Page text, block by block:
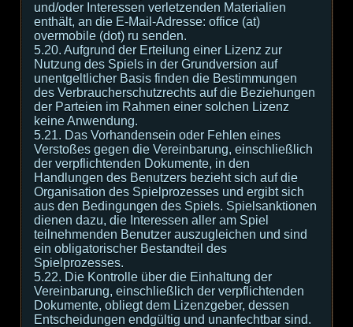
und/oder Interessen verletzenden Materialien
enthält, an die E-Mail-Adresse: office (at)
overmobile (dot) ru senden.
5.20. Aufgrund der Erteilung einer Lizenz zur
Nutzung des Spiels in der Grundversion auf
unentgeltlicher Basis finden die Bestimmungen
des Verbraucherschutzrechts auf die Beziehungen
der Parteien im Rahmen einer solchen Lizenz
keine Anwendung.
5.21. Das Vorhandensein oder Fehlen eines
Verstoßes gegen die Vereinbarung, einschließlich
der verpflichtenden Dokumente, in den
Handlungen des Benutzers bezieht sich auf die
Organisation des Spielprozesses und ergibt sich
aus den Bedingungen des Spiels. Spielsanktionen
dienen dazu, die Interessen aller am Spiel
teilnehmenden Benutzer auszugleichen und sind
ein obligatorischer Bestandteil des
Spielprozesses.
5.22. Die Kontrolle über die Einhaltung der
Vereinbarung, einschließlich der verpflichtenden
Dokumente, obliegt dem Lizenzgeber, dessen
Entscheidungen endgültig und unanfechtbar sind.